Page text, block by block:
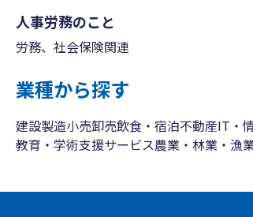
人事労務のこと
労務、社会保険関連
業種から探す
建設製造小売卸売飲食・宿泊不動産IT・
教育・学術支援サービス農業・林業・漁